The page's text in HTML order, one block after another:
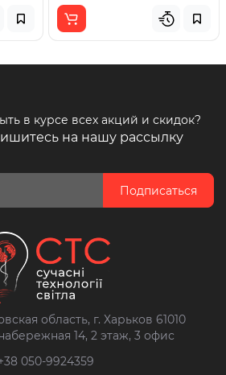
в курсе всех акций и скидок?
на нашу рассылку
Подписаться
область, г. Харьков 61010
14, 2 этаж, 3 офис
050-9924359